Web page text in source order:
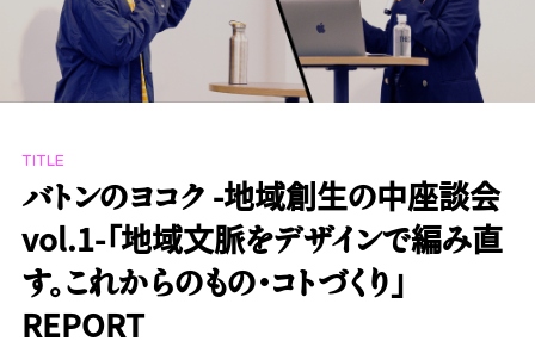
TITLE
バトンのヨコク -地域創生の中座談会
vol.1-「地域文脈をデザインで編み直
す。これからのもの・コトづくり」
REPORT